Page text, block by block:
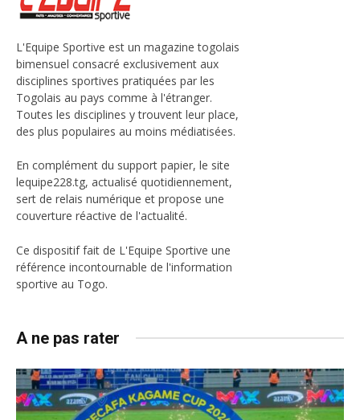
L'Equipe Sportive est un magazine togolais
bimensuel consacré exclusivement aux
disciplines sportives pratiquées par les
Togolais au pays comme à l'étranger.
Toutes les disciplines y trouvent leur place,
des plus populaires au moins médiatisées.
En complément du support papier, le site
lequipe228.tg, actualisé quotidiennement,
sert de relais numérique et propose une
couverture réactive de l'actualité.
Ce dispositif fait de L'Equipe Sportive une
référence incontournable de l'information
sportive au Togo.
A ne pas rater